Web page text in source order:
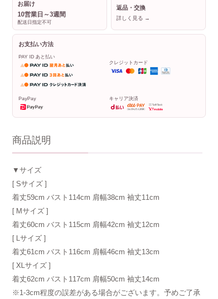
お届け
10営業日～3週間
配送日指定不可
返品・交換
詳しく見る →
お支払い方法
PAY ID あと払い
クレジットカード
PayPay キャリア決済
商品説明
▼サイズ
[ Sサイズ ]
着丈59cm バスト114cm 肩幅38cm 袖丈11cm
[ Mサイズ ]
着丈60cm バスト115cm 肩幅42cm 袖丈12cm
[ Lサイズ ]
着丈61cm バスト116cm 肩幅46cm 袖丈13cm
[ XLサイズ ]
着丈62cm バスト117cm 肩幅50cm 袖丈14cm
※1-3cm程度の誤差がある場合がございます。予めご了承